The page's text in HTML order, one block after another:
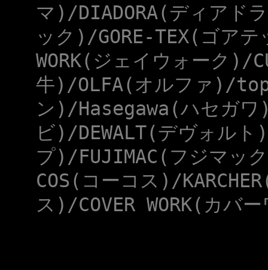
マ)/DIADORA(ディアド
ック)/GORE-TEX(ゴア
WORK(ジェイウォーク)/
牛)/OLFA(オルファ)/
ン)/Hasegawa(ハセガ
ビ)/DEWALT(デヴォル
プ)/FUJIMAC(フジマッ
COS(コーコス)/
ス)/COVER WORK(カ